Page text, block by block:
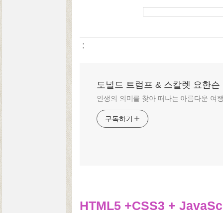
:
도널드 트럼프 & 스칼렛 요한슨
인생의 의미를 찾아 떠나는 아름다운 여
구독하기
HTML5 +CSS3 +